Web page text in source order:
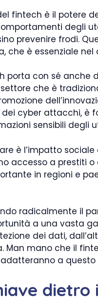
fintech è il potere
degli
prevenire frodi.
che è essenziale
porta con sé
che è
cyber attacchi,
sensibili degli
è l’impatto
accesso a prestiti
in regioni e
radicalmente il
a una vasta
dei dati,
Man mano che il
a
dietro